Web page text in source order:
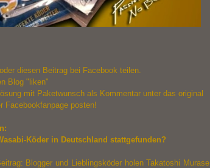
diesen Beitrag bei Facebook teilen.
Blog "liken"
mit Paketwunsch als Kommentar unter das original
Facebookfanpage posten!
Köder in Deutschland stattgefunden?
Blogger und Lieblingsköder holen Takatoshi Murase